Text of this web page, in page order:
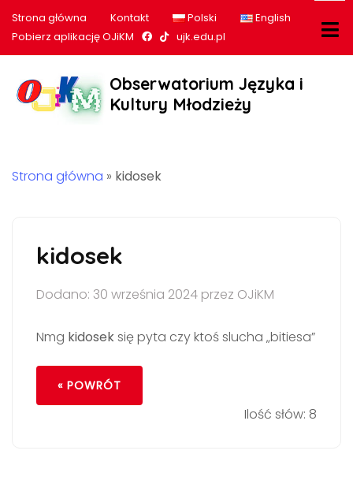
Strona główna Kontakt Polski
English
Pobierz aplikację OJiKM
Nasz profil na Facebook
Nasz profil na tiktok
ujk.edu.pl
Obserwatorium Języka i
Kultury Młodzieży
Strona główna » kidosek
kidosek
Dodano: 30 września 2024 przez OJiKM
Nmg kidoseksię pyta czy ktoś slucha „bitiesa”
« POWRÓT
Ilość słów: 8